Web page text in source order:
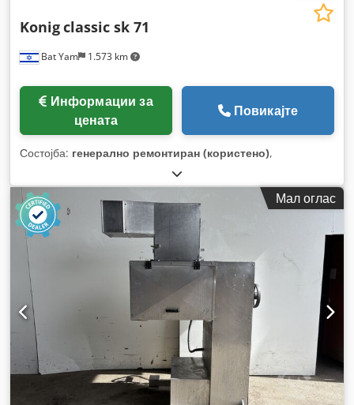
Bat Yam 1.573 km
Konigclassic sk 71
цената
Повикајте
Состојба: генерално ремонтиран (користено),
Мал оглас